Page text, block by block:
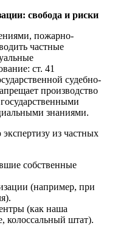
свобода и риски
пожарно-
частные
ст. 41
судебно-
производство
знаниями.
из частных
собственные
(например, при
(как наша
колоссальный штат).